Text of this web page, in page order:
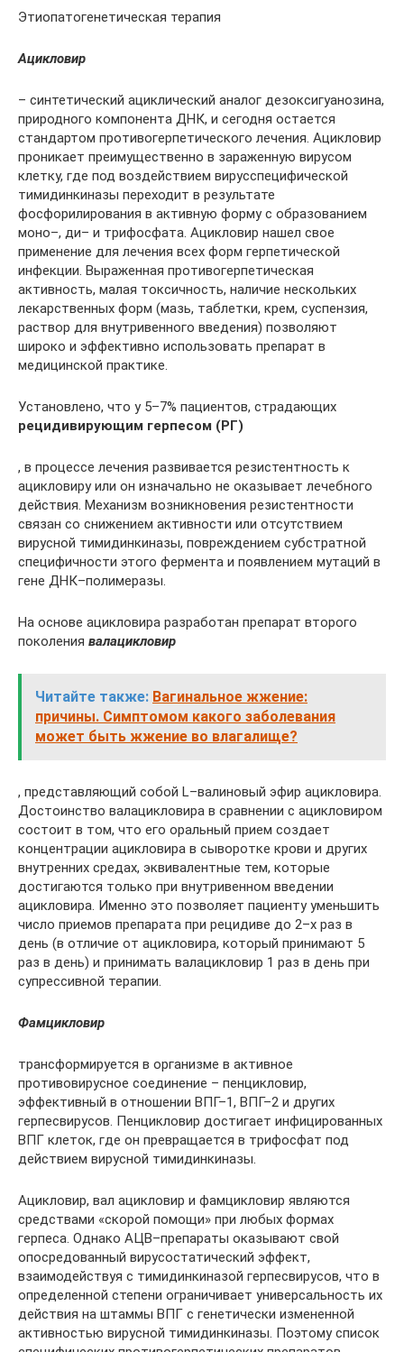
Этиопатогенетическая терапия
Ацикловир
– синтетический ациклический аналог дезоксигуанозина,
природного компонента ДНК, и сегодня остается
стандартом противогерпетического лечения. Ацикловир
проникает преимущественно в зараженную вирусом
клетку, где под воздействием вирусспецифической
тимидинкиназы переходит в результате
фосфорилирования в активную форму с образованием
моно–, ди– и трифосфата. Ацикловир нашел свое
применение для лечения всех форм герпетической
инфекции. Выраженная противогерпетическая
активность, малая токсичность, наличие нескольких
лекарственных форм (мазь, таблетки, крем, суспензия,
раствор для внутривенного введения) позволяют
широко и эффективно использовать препарат в
медицинской практике.
Установлено, что у 5–7% пациентов, страдающих
рецидивирующим герпесом (РГ)
, в процессе лечения развивается резистентность к
ацикловиру или он изначально не оказывает лечебного
действия. Механизм возникновения резистентности
связан со снижением активности или отсутствием
вирусной тимидинкиназы, повреждением субстратной
специфичности этого фермента и появлением мутаций в
гене ДНК–полимеразы.
На основе ацикловира разработан препарат второго
поколения валацикловир
Читайте также: Вагинальное жжение:
причины. Симптомом какого заболевания
может быть жжение во влагалище?
, представляющий собой L–валиновый эфир ацикловира.
Достоинство валацикловира в сравнении с ацикловиром
состоит в том, что его оральный прием создает
концентрации ацикловира в сыворотке крови и других
внутренних средах, эквивалентные тем, которые
достигаются только при внутривенном введении
ацикловира. Именно это позволяет пациенту уменьшить
число приемов препарата при рецидиве до 2–х раз в
день (в отличие от ацикловира, который принимают 5
раз в день) и принимать валацикловир 1 раз в день при
супрессивной терапии.
Фамцикловир
трансформируется в организме в активное
противовирусное соединение – пенцикловир,
эффективный в отношении ВПГ–1, ВПГ–2 и других
герпесвирусов. Пенцикловир достигает инфицированных
ВПГ клеток, где он превращается в трифосфат под
действием вирусной тимидинкиназы.
Ацикловир, вал ацикловир и фамцикловир являются
средствами «скорой помощи» при любых формах
герпеса. Однако АЦВ–препараты оказывают свой
опосредованный вирусостатический эффект,
взаимодействуя с тимидинкиназой герпесвирусов, что в
определенной степени ограничивает универсальность их
действия на штаммы ВПГ с генетически измененной
активностью вирусной тимидинкиназы. Поэтому список